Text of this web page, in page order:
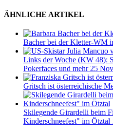
ÄHNLICHE ARTIKEL
Bacher bei der Kletter-WM
Links der Woche (KW 48):
Pokerfaces und mehr 25
Gritsch ist österreichische
Skilegende Girardelli beim
Kinderschneefest" im Ötztal